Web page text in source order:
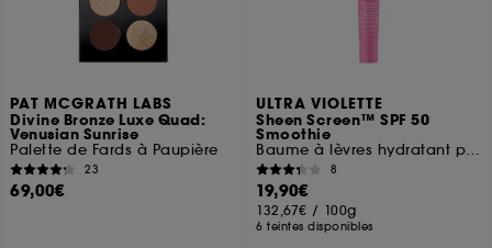
PAT MCGRATH LABS
Divine Bronze Luxe Quad:
Venusian Sunrise
Palette de Fards à Paupière
23
69,00€
ULTRA VIOLETTE
Sheen Screen™ SPF 50
Smoothie
Baume à lèvres hydratant protection solaire
8
19,90€
132,67€ / 100g
6 teintes disponibles